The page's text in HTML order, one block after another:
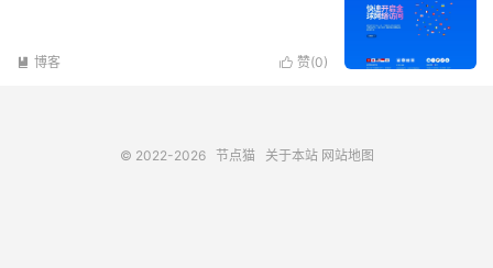
 赞(0)
 博客
© 2022-2026 节点猫 关于本站 网站地图